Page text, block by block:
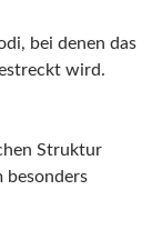
bei denen das
wird.
Struktur
besonders